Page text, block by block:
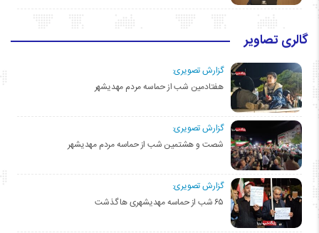
گالری تصاویر
گزارش تصویری:
هفتادمین شب از حماسه مردم مهدیشهر
گزارش تصویری:
شصت و هشتمین شب از حماسه مردم مهدیشهر
گزارش تصویری:
۶۵ شب از حماسه مهدیشهری ها گذشت